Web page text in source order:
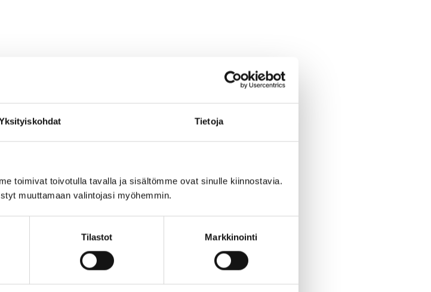
Tietoja
toimivat toivotulla tavalla ja sisältömme ovat sinulle kiinnostavia.
muuttamaan valintojasi myöhemmin.
Tilastot Markkinointi